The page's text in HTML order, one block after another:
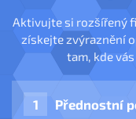
Aktivujte si rozšířený
získejte zvýraznění
tam, kde
Přednostní